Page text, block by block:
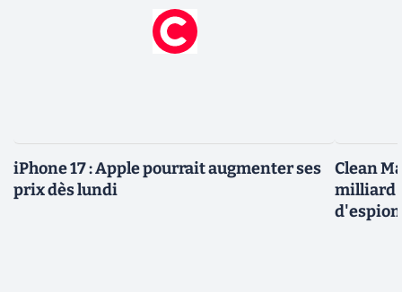
iPhone 17 : Apple pourrait augmenter ses
prix dès lundi
Clean
milliard